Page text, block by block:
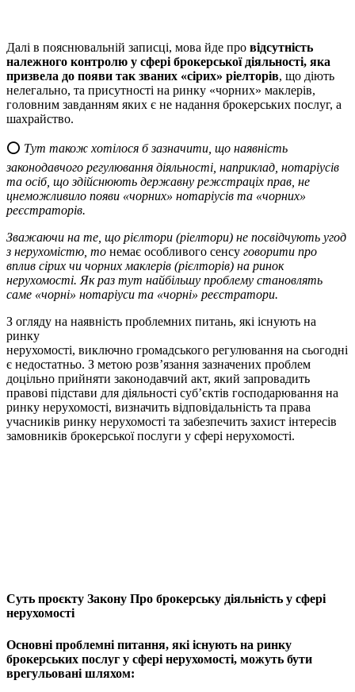
Далі в пояснювальній записці, мова йде про відсутність
належного контролю у сфері брокерської діяльності, яка
призвела до появи так званих «сірих» ріелторів, що діють
нелегально, та присутності на ринку «чорних» маклерів,
головним завданням яких є не надання брокерських послуг, а
шахрайство.
⭕️ Тут також хотілося б зазначити, що наявність
законодавчого регулювання діяльності, наприклад, нотаріусів
та осіб, що здійснюють державну режстраціх прав, не
цнеможливило появи «чорних» нотаріусів та «чорних»
реєстраторів.
Зважаючи на те, що рієлтори (ріелтори) не посвідчують угод
з нерухомістю, то немає особливого сенсу говорити про
вплив сірих чи чорних маклерів (рієлторів) на ринок
нерухомості. Як раз тут найбільшу проблему становлять
саме «чорні» нотаріуси та «чорні» реєстратори.
З огляду на наявність проблемних питань, які існують на
ринку
нерухомості, виключно громадського регулювання на сьогодні
є недостатньо. З метою розв’язання зазначених проблем
доцільно прийняти законодавчий акт, який запровадить
правові підстави для діяльності суб’єктів господарювання на
ринку нерухомості, визначить відповідальність та права
учасників ринку нерухомості та забезпечить захист інтересів
замовників брокерської послуги у сфері нерухомості.
Суть проєкту Закону Про брокерську діяльність у сфері
нерухомості
Основні проблемні питання, які існують на ринку
брокерських послуг у сфері нерухомості, можуть бути
врегульовані шляхом: